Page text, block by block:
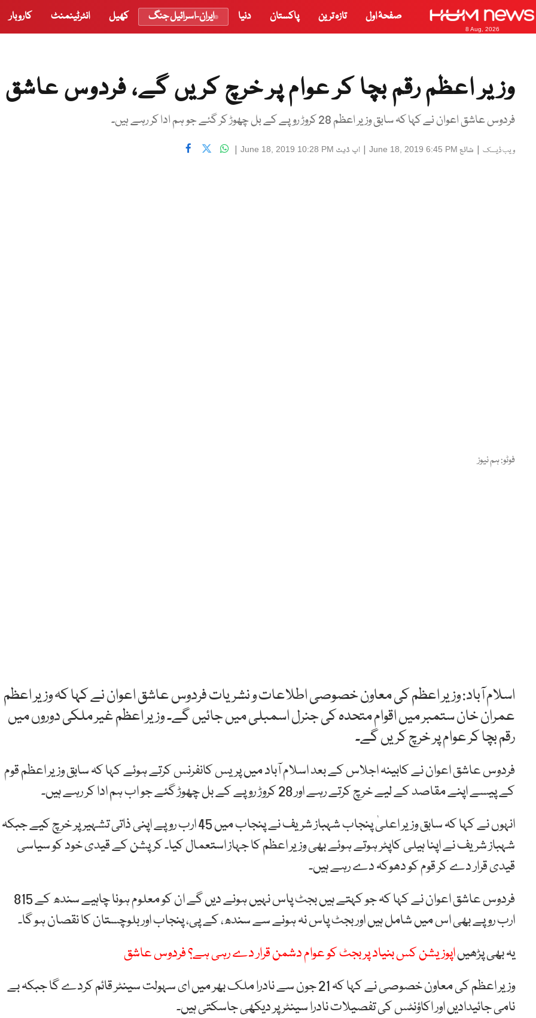
8 Aug, 2026
صفحۂ اول تازہ ترین پاکستان دنیا ایران-اسرائیل جنگ کھیل انٹرٹینمنٹ کاروبار
وزیر اعظم رقم بچا کر عوام پر خرچ کریں گے، فردوس عاشق
فردوس عاشق اعوان نے کہا کہ سابق وزیر اعظم 28 کروڑ روپے کے بل چھوڑ کر گئے جو ہم ادا کر رہے ہیں۔
ویب ڈیسک | شائع June 18, 2019 6:45 PM
| اپ ڈیٹ June 18, 2019 10:28 PM
|
فوٹو: ہم نیوز
اسلام آباد: وزیر اعظم کی معاون خصوصی اطلاعات و نشریات فردوس عاشق اعوان نے کہا کہ وزیر اعظم
عمران خان ستمبر میں اقوام متحدہ کی جنرل اسمبلی میں جائیں گے۔ وزیر اعظم غیر ملکی دوروں میں
رقم بچا کر عوام پر خرچ کریں گے۔
فردوس عاشق اعوان نے کابینہ اجلاس کے بعد اسلام آباد میں پریس کانفرنس کرتے ہوئے کہا کہ سابق وزیر اعظم قوم
کے پیسے اپنے مقاصد کے لیے خرچ کرتے رہے اور 28 کروڑ روپے کے بل چھوڑ گئے جو اب ہم ادا کر رہے ہیں۔
انہوں نے کہا کہ سابق وزیر اعلیٰ پنجاب شہباز شریف نے پنجاب میں 45 ارب روپے اپنی ذاتی تشہیر پر خرچ کیے جبکہ
شہباز شریف نے اپنا ہیلی کاپٹر ہوتے ہوئے بھی وزیر اعظم کا جہاز استعمال کیا۔ کرپشن کے قیدی خود کو سیاسی
قیدی قرار دے کر قوم کو دھوکہ دے رہے ہیں۔
فردوس عاشق اعوان نے کہا کہ جو کہتے ہیں بجٹ پاس نہیں ہونے دیں گے ان کو معلوم ہونا چاہیے سندھ کے 815
ارب روپے بھی اس میں شامل ہیں اور بجٹ پاس نہ ہونے سے سندھ، کے پی، پنجاب اور بلوچستان کا نقصان ہو گا۔
یہ بھی پڑھیںاپوزیشن کس بنیاد پر بجٹ کو عوام دشمن قرار دے رہی ہے؟ فردوس عاشق
وزیر اعظم کی معاون خصوصی نے کہا کہ 21 جون سے نادرا ملک بھر میں ای سہولت سینٹر قائم کردے گا جبکہ بے
نامی جائیدادیں اور اکاؤنٹس کی تفصیلات نادرا سینٹر پر دیکھی جاسکتی ہیں۔